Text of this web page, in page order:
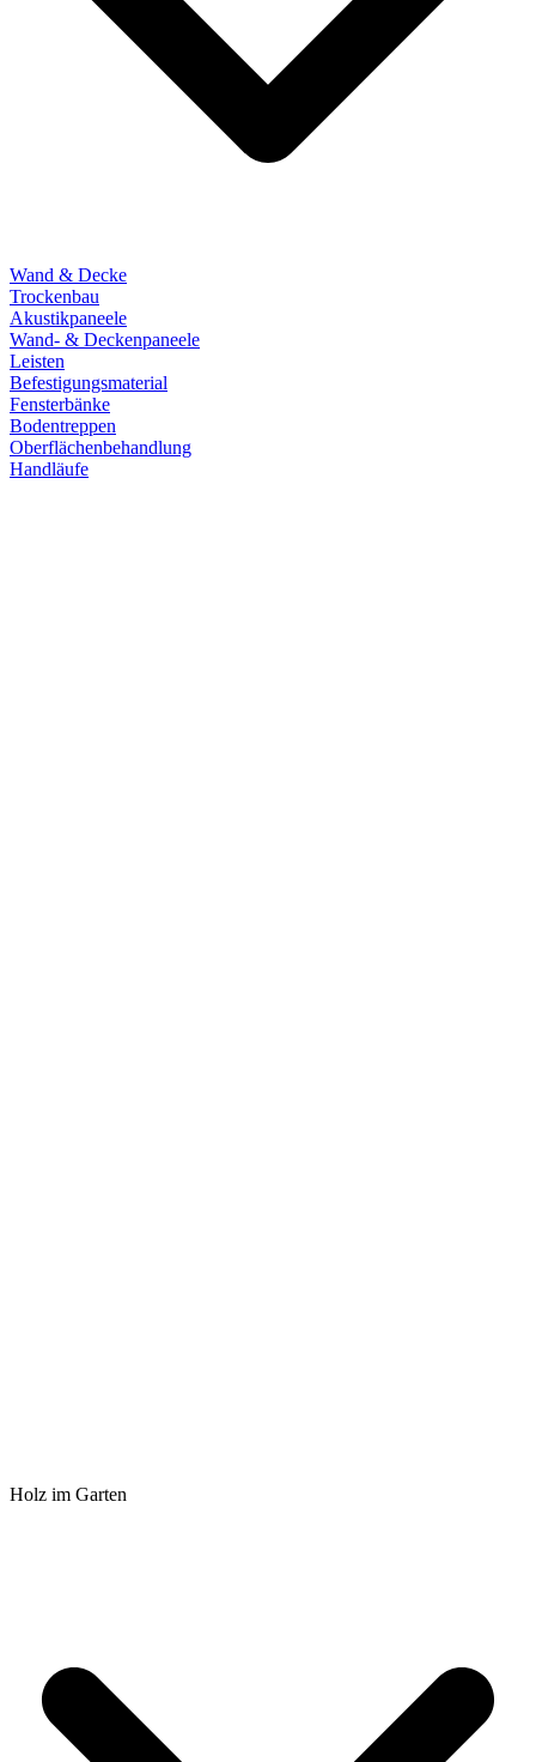
Wand & Decke
Trockenbau
Akustikpaneele
Wand- & Deckenpaneele
Leisten
Befestigungsmaterial
Fensterbänke
Bodentreppen
Oberflächenbehandlung
Handläufe
Holz im Garten